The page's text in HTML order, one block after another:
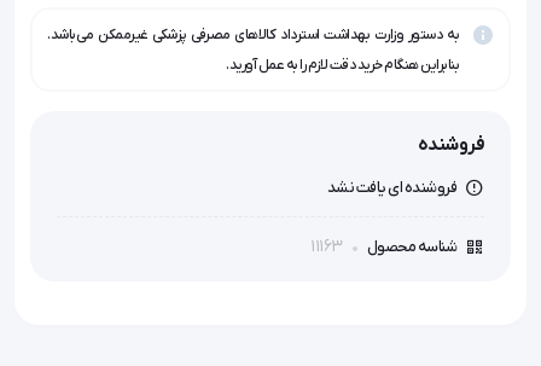
به دستور وزارت بهداشت استرداد کالاهای مصرفی پزشکی غیرممکن می‌باشد.
بنابراین هنگام خرید دقت لازم را به عمل آورید.
فروشنده
فروشنده ای یافت نشد
شناسه محصول 11163